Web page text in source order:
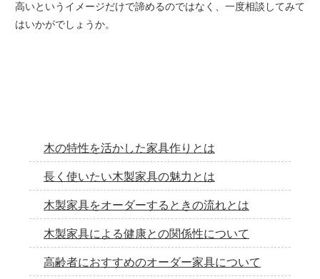
高いというイメージだけで諦めるのではなく、一度相談してみて
はいかがでしょうか。
木の特性を活かした家具作りとは
長く使いたい木製家具の魅力とは
木製家具をオーダーするときの流れとは
木製家具による健康との関係性について
高齢者におすすめのオーダー家具について